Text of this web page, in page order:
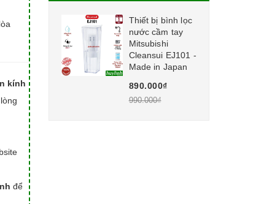
kính
để
Thiết bị bình lọc
nước cầm tay
Mitsubishi
Cleansui EJ101 -
Made in Japan
890.000₫
990.000₫